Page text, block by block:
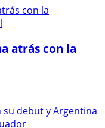
atrás con la